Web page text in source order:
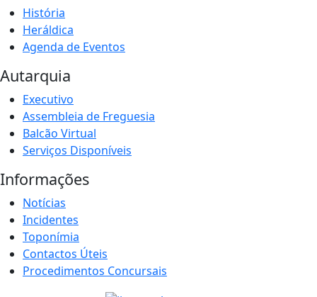
História
Heráldica
Agenda de Eventos
Autarquia
Executivo
Assembleia de Freguesia
Balcão Virtual
Serviços Disponíveis
Informações
Notícias
Incidentes
Toponímia
Contactos Úteis
Procedimentos Concursais